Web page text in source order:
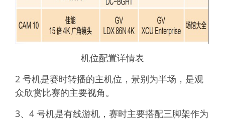
机位配置详情表
2 号机是赛时转播的主机位，景别为半场，是观
众欣赏比赛的主要视角。
3、4 号机是有线游机，赛时主要搭配三脚架作为